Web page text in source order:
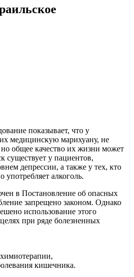
показывает, что у
медицинскую марихуану, не
но общее качество их жизни может
существует у пациентов,
депрессии, а также у тех, кто
алкоголь.
в Постановление об опасных
запрещено законом. Однако
использование этого
при ряде болезненных
кишечника.